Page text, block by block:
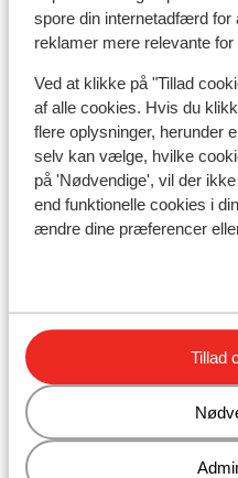
spore din internetadfærd for
reklamer mere relevante for
Ved at klikke på "Tillad
af alle cookies. Hvis du
flere oplysninger, herunder
selv kan vælge, hvilke
på 'Nødvendige', vil der
end funktionelle cookies i
ændre dine præferencer
Tillad
Liftkort
Undervisning
Skileje
Village Club Neaclub La
Chalet Le Panoramic
Residence Les Angeliers